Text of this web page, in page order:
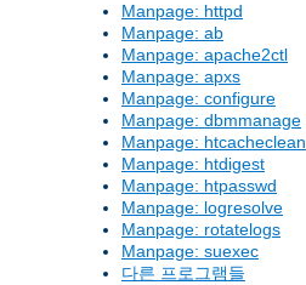
Manpage: httpd
Manpage: ab
Manpage: apache2ctl
Manpage: apxs
Manpage: configure
Manpage: dbmmanage
Manpage: htcacheclean
Manpage: htdigest
Manpage: htpasswd
Manpage: logresolve
Manpage: rotatelogs
Manpage: suexec
다른 프로그램들